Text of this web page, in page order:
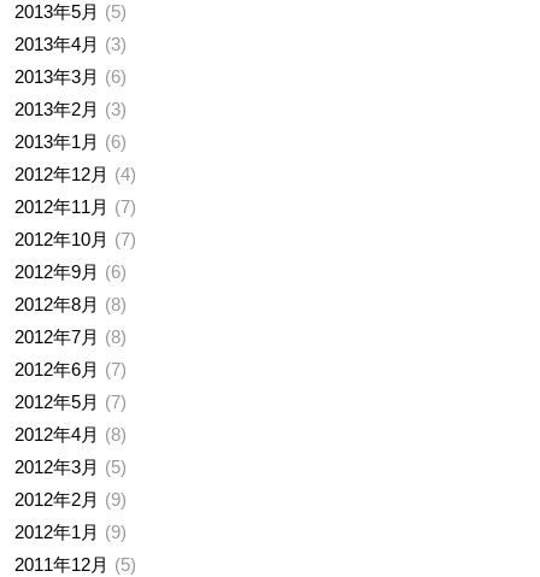
2013年5月
5
2013年4月
3
2013年3月
6
2013年2月
3
2013年1月
6
2012年12月
4
2012年11月
7
2012年10月
7
2012年9月
6
2012年8月
8
2012年7月
8
2012年6月
7
2012年5月
7
2012年4月
8
2012年3月
5
2012年2月
9
2012年1月
9
2011年12月
5